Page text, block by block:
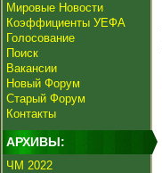
Мировые Новости
Коэффициенты УЕФА
Голосование
Поиск
Вакансии
Новый Форум
Старый Форум
Контакты
АРХИВЫ:
ЧМ 2022